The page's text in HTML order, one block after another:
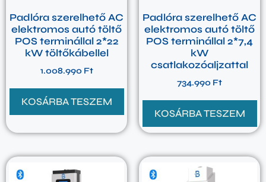
Padlóra szerelhető AC
elektromos autó töltő
POS terminállal 2*22
kW töltőkábellel
1.008.990 Ft
KOSÁRBA TESZEM
Padlóra szerelhető AC
elektromos autó töltő
POS terminállal 2*7,4
kW
csatlakozóaljzattal
734.990 Ft
KOSÁRBA TESZEM